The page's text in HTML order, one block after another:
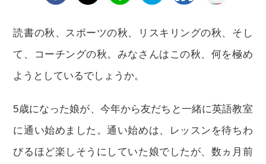
読書の秋、スポーツの秋、リスキリングの秋、そし
て、コーチングの秋。みなさんはこの秋、何を極め
ようとしているでしょうか。
5歳になった娘が、今年から友だちと一緒に英語教室
に通い始めました。通い始めは、レッスンを待ちわ
びるほど楽しそうにしていた娘でしたが、数ヵ月前